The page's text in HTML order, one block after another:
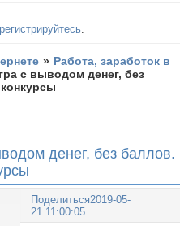
» Работа, заработок в
с выводом денег, без
денег, без баллов.
Поделиться2019-05-
21 11:00:05